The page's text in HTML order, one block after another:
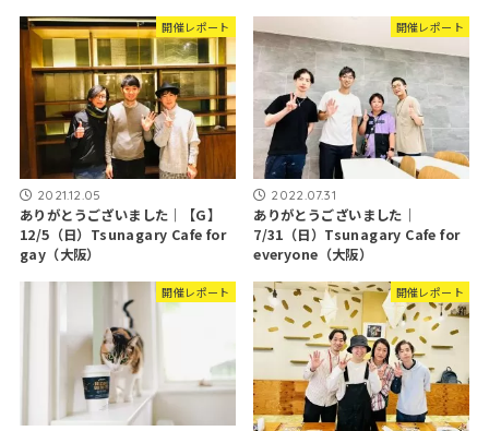
開催レポート
2021.12.05
ありがとうございました｜【G】
12/5（日）Tsunagary Cafe for
gay（大阪）
開催レポート
2022.07.31
ありがとうございました｜
7/31（日）Tsunagary Cafe for
everyone（大阪）
開催レポート 開催レポート